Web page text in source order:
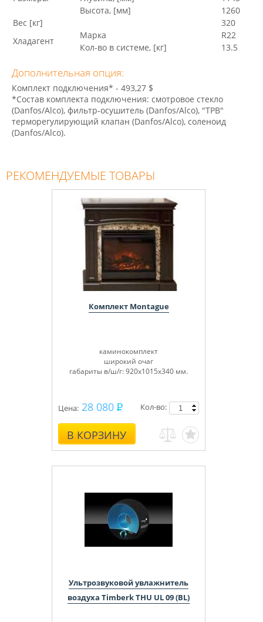
Высота, [мм]
1260
Вес [кг]
320
Хладагент
Марка
R22
Кол-во в системе, [кг]
13.5
Дополнительная опция:
Комплект подключения* - 493,27 $
*Состав комплекта подключения: смотровое стекло
(Danfos/Alco), фильтр-осушитель (Danfos/Alco), "ТРВ"
терморегулирующий клапан (Danfos/Alco), соленоид
(Danfos/Alco).
РЕКОМЕНДУЕМЫЕ ТОВАРЫ
Комплект Montague
каминокомплект
широкий очаг
габариты в/ш/г: 920х1015х340 мм.
Цена: 28 080
В КОРЗИНУ
Кол-во:
Ультрозвуковой увлажнитель
воздуха Timberk THU UL 09 (BL)